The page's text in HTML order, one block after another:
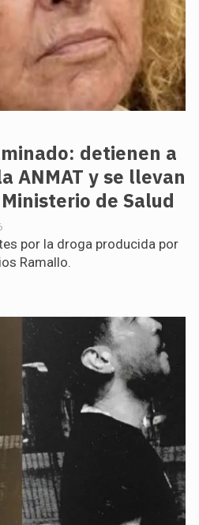
detienen a
ANMAT y se llevan
de Salud
por la droga producida por
Ramallo.